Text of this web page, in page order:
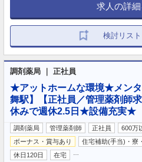
求人の詳
検討リスト
調剤薬局 ｜ 正社員
★アットホームな環境★メン
舞駅】【正社員／管理薬剤師
休みで週休2.5日★設備充実★
調剤薬局 管理薬剤師 正社員 600万
ボーナス・賞与あり
住宅補助(手当)・寮
休日120日
在宅